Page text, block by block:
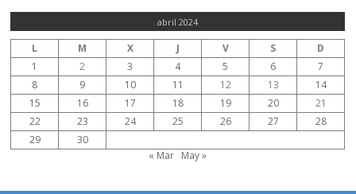
abril 2024
L M X J V S
D
1
2 3 4 5 6
7
8
9 10 11 12 13
14
15
16 17 18 19 20
21
22
23 24 25 26 27
28
29
30
« Mar May »